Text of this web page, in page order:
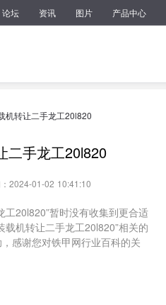
论坛 资讯 图片 产品中心
机转让二手龙工20l820
二手龙工20l820
2024-01-02 10:41:10
工20l820”暂时没有收集到更合适
载机转让二手龙工20l820”相关的
感谢您对铁甲网行业百科的关